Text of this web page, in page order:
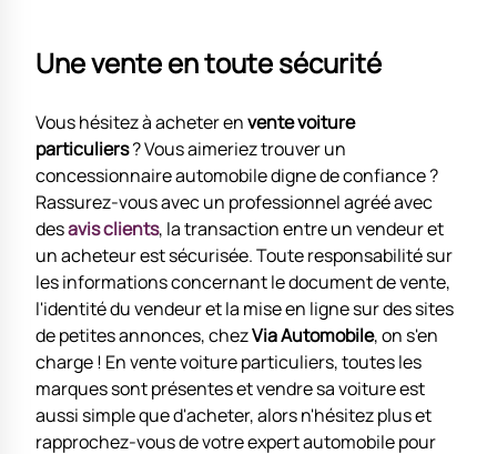
Une vente en toute sécurité
Vous hésitez à acheter envente voiture
particuliers? Vous aimeriez trouver un
concessionnaire automobile digne de confiance ?
Rassurez-vous avec un professionnel agréé avec
desavis clients, la transaction entre un vendeur et
un acheteur est sécurisée. Toute responsabilité sur
les informations concernant le document de vente,
l'identité du vendeur et la mise en ligne sur des sites
de petites annonces, chezVia Automobile, on s'en
charge ! En vente voiture particuliers, toutes les
marques sont présentes et vendre sa voiture est
aussi simple que d'acheter, alors n'hésitez plus et
rapprochez-vous de votre expert automobile pour